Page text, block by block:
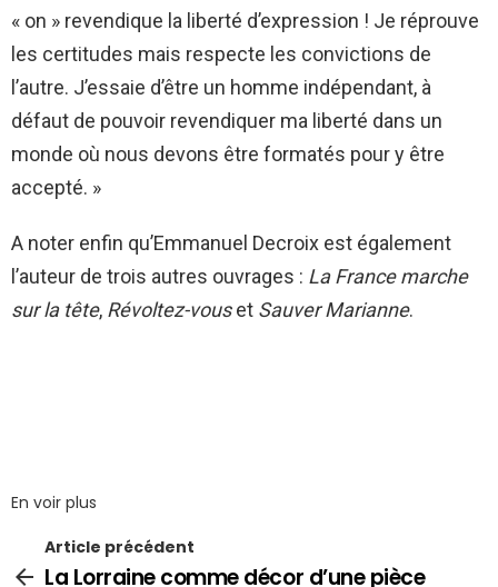
« on » revendique la liberté d’expression ! Je réprouve
les certitudes mais respecte les convictions de
l’autre. J’essaie d’être un homme indépendant, à
défaut de pouvoir revendiquer ma liberté dans un
monde où nous devons être formatés pour y être
accepté. »
A noter enfin qu’Emmanuel Decroix est également
l’auteur de trois autres ouvrages : La France marche
sur la tête, Révoltez-vouset Sauver Marianne.
En voir plus
Article précédent
La Lorraine comme décor d’une pièce